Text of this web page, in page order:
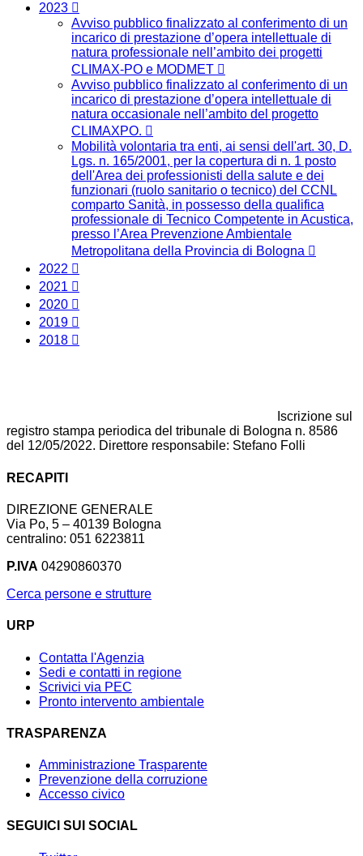
2023
Avviso pubblico finalizzato al conferimento di un
incarico di prestazione d’opera intellettuale di
natura professionale nell’ambito dei progetti
CLIMAX-PO e MODMET
Avviso pubblico finalizzato al conferimento di un
incarico di prestazione d’opera intellettuale di
natura occasionale nell’ambito del progetto
CLIMAXPO.
Mobilità volontaria tra enti, ai sensi dell'art. 30, D.
Lgs. n. 165/2001, per la copertura di n. 1 posto
dell'Area dei professionisti della salute e dei
funzionari (ruolo sanitario o tecnico) del CCNL
comparto Sanità, in possesso della qualifica
professionale di Tecnico Competente in Acustica,
presso l’Area Prevenzione Ambientale
Metropolitana della Provincia di Bologna
2022
2021
2020
2019
2018
Iscrizione sul
registro stampa periodica del tribunale di Bologna n. 8586
del 12/05/2022. Direttore responsabile: Stefano Folli
RECAPITI
DIREZIONE GENERALE
Via Po, 5 – 40139 Bologna
centralino: 051 6223811
P.IVA 04290860370
Cerca persone e strutture
URP
Contatta l'Agenzia
Sedi e contatti in regione
Scrivici via PEC
Pronto intervento ambientale
TRASPARENZA
Amministrazione Trasparente
Prevenzione della corruzione
Accesso civico
SEGUICI SUI SOCIAL